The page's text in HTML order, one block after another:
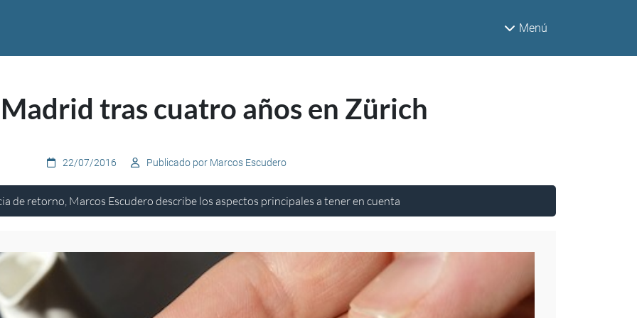
Menú
tras cuatro años en Zürich
22/07/2016 Publicado por Marcos Escudero
de retorno, Marcos Escudero describe los aspectos principales a tener en cuenta